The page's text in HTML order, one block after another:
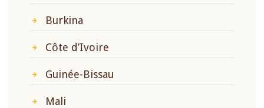
Burkina
Côte d’Ivoire
Guinée-Bissau
Mali